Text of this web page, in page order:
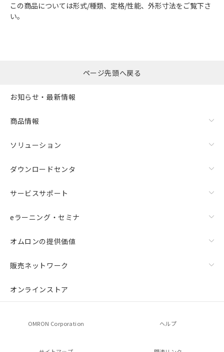
この商品については形式/種類、定格/性能、外形寸法をご覧下さ
い。
ページ先頭へ戻る
お知らせ・最新情報
商品情報
ソリューション
ダウンロードセンタ
サービスサポート
eラーニング・セミナ
オムロンの提供価値
販売ネットワーク
オンラインストア
OMRON Corporation ヘルプ